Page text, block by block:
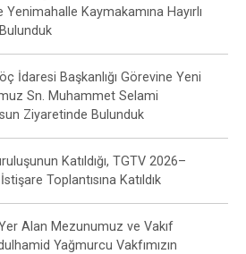
Yenimahalle Kaymakamına Hayırlı
İdaresi Başkanlığı Görevine Yeni
Sn. Muhammet Selami
Ziyaretinde Bulunduk
Katıldığı, TGTV 2026–
Toplantısına Katıldık
Alan Mezunumuz ve Vakıf
Yağmurcu Vakfımızın